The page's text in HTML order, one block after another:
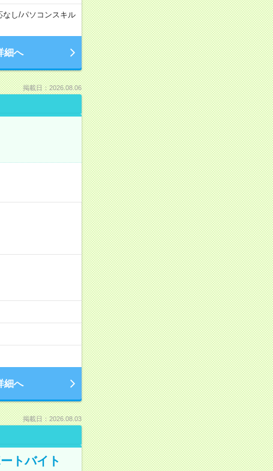
なし/パソコンスキル
細へ
掲載日：2026.08.06
細へ
掲載日：2026.08.03
トバイト